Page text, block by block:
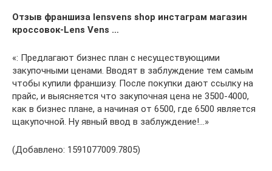
Отзыв франшиза lensvens shop инстаграм магазин
кроссовок-Lens Vens …
«: Предлагают бизнес план с несуществующими
закупочными ценами. Вводят в заблуждение тем самым
чтобы купили франшизу. После покупки дают ссылку на
прайс, и выясняется что закупочная цена не 3500-4000,
как в бизнес плане, а начиная от 6500, где 6500 является
щакупочной. Ну явный ввод в заблуждение!…»
(Добавлено: 1591077009.7805)